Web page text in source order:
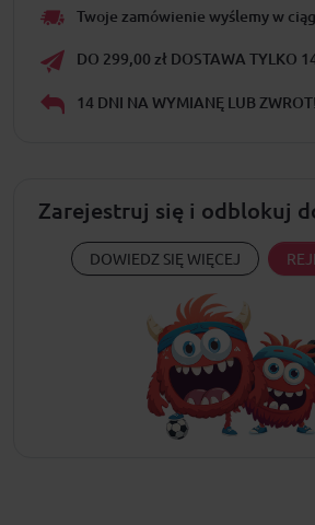
Twoje zamówienie wyślemy w
DO 299,00 zł DOSTAWA TYLKO
14 DNI NA WYMIANĘ LUB ZWROT!
Zarejestruj się i odblokuj
DOWIEDZ SIĘ WIĘCEJ